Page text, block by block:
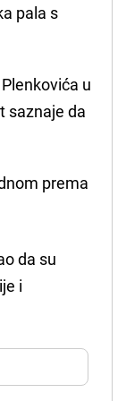
pala s
u
saznaje da
prema
da su
i